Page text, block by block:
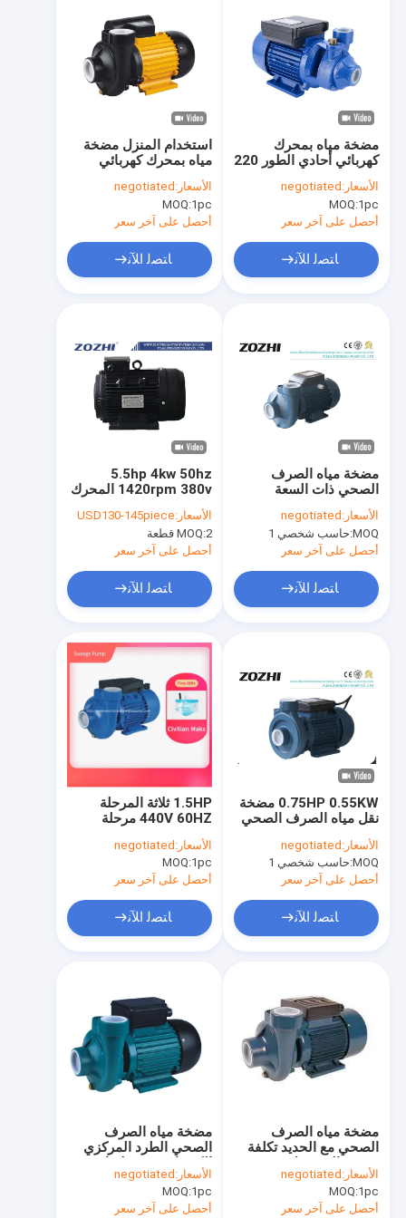
منتجات
معلومات عنا
جولة في المعمل
اتصل بنا
حالات
اطلب اقتباس
محرك كهربائي مضخة مياه
الجوف رمح موتور
3 طور إستقراء محرك
مرحلة واحدة التعريفي موتور
محرك IE2
محرك IE3
مضخة مياه الطرد المركزي
مضخة المياه المحيطية
مضخة مياه أوتوماتيكية
مضخة طاردة مركزية متعددة المراحل
استخدام المنزل مضخة
مياه بمحرك كهربائي
ضمان لمدة سنة واحدة
الأسعار: negotiated
MOQ:1pc
أحصل على آخر سعر
ﺎﺘﺼﻟ ﺍﻶﻧ
مضخة مياه بمحرك
كهربائي أحادي الطور 220
التعزيز المنزلي
الأسعار: negotiated
MOQ:1pc
أحصل على آخر سعر
ﺎﺘﺼﻟ ﺍﻶﻧ
5.5hp 4kw 50hz
1420rpm 380v المحرك
مجوف فولتاج 5kw
مقياس ثلاثي المراحل
المحرك الحثيث غير
الأسعار:USD130-145piece
MOQ:2 قطعة
أحصل على آخر سعر
ﺎﺘﺼﻟ ﺍﻶﻧ
مضخة مياه الصرف
الصحي ذات السعة
الكبيرة لمضخة الطرد
المركزي أحادية الطور
الأسعار: negotiated
MOQ: حاسب شخصي 1
أحصل على آخر سعر
ﺎﺘﺼﻟ ﺍﻶﻧ
1.5HP ثلاثة المرحلة
440V 60HZ مرحلة
المركزي المجاري مضخة
مستنقع 2DKM -16
الأسعار:negotiated
MOQ:1pc
أحصل على آخر سعر
ﺎﺘﺼﻟ ﺍﻶﻧ
0.75HP 0.55KW مضخة
نقل مياه الصرف الصحي
الأسعار:negotiated
MOQ: حاسب شخصي 1
أحصل على آخر سعر
ﺎﺘﺼﻟ ﺍﻶﻧ
مضخة مياه الصرف
الصحي الطرد المركزي
المياه
الأسعار:negotiated
MOQ:1pc
أحصل على آخر سعر
مضخة مياه الصرف
الصحي مع الحديد تكلفة
مياه الصرف الصحي نقل
الأسعار:negotiated
MOQ:1pc
أحصل على آخر سعر